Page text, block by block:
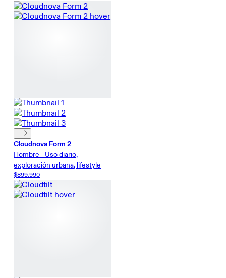
Cloudnova Form 2
Hombre - Uso diario,
exploración urbana, lifestyle
$899.990